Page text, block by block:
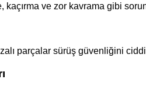
ve zor kavrama gibi
parçalar sürüş güvenliğini